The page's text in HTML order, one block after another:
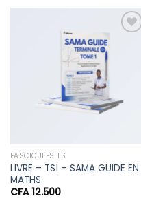
à la liste
d’envies
FASCICULES TS
LIVRE – TS1 – SAMA GUIDE EN
MATHS
CFA12.500